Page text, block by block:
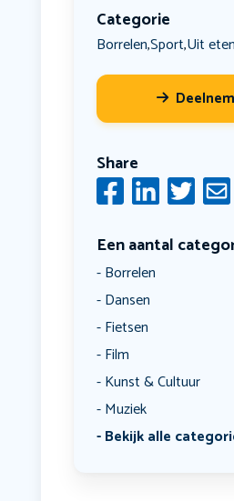
Categorie
Borrelen,Sport,Uit eten
Share
Een aantal
Borrelen
Dansen
Fietsen
Film
Kunst & Cultuur
Muziek
Bekijk alle